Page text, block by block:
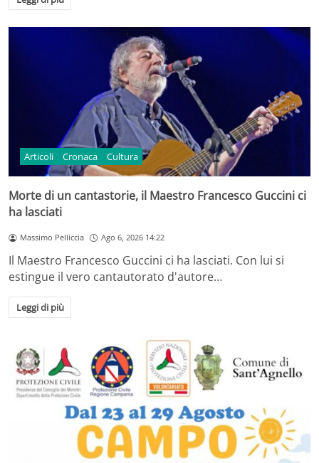
Articoli Cronaca Cultura
Morte di un cantastorie, il Maestro Francesco Guccini ci
ha lasciati
Massimo Pelliccia Ago 6, 2026 14:22
Il Maestro Francesco Guccini ci ha lasciati. Con lui si
estingue il vero cantautorato d'autore…
Leggi di più